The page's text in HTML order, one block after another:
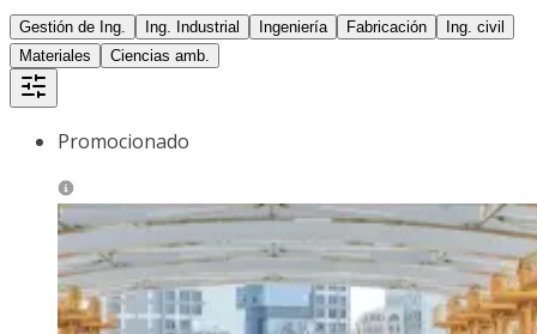
Gestión de Ing. Ing. Industrial Ingeniería Fabricación
Ing. civil
Materiales
Ciencias amb.
Promocionado